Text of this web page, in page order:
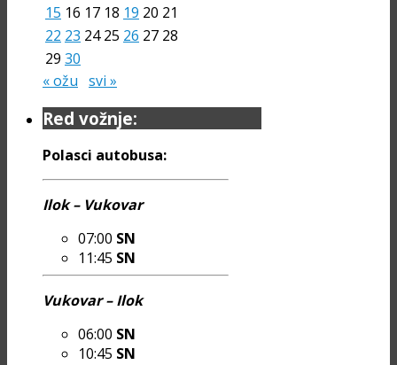
15 16 17 18 19 20 21
22 23 24 25 26 27 28
29 30
« ožu svi »
Red vožnje:
Polasci autobusa:
Ilok – Vukovar
07:00 SN
11:45 SN
Vukovar – Ilok
06:00 SN
10:45 SN